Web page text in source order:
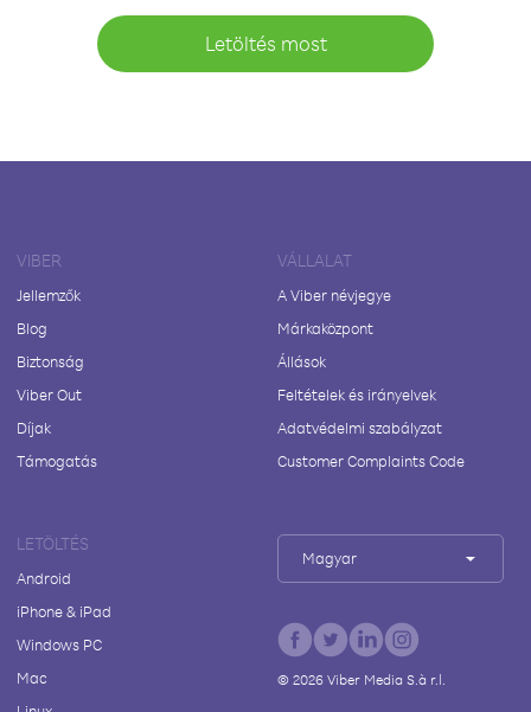
Letöltés most
VIBER
Jellemzők
Blog
Biztonság
Viber Out
Díjak
Támogatás
VÁLLALAT
A Viber névjegye
Márkaközpont
Állások
Feltételek és irányelvek
Adatvédelmi szabályzat
Customer Complaints Code
LETÖLTÉS
Android
iPhone & iPad
Windows PC
Mac
Magyar
© 2026Viber Media S.à r.l.